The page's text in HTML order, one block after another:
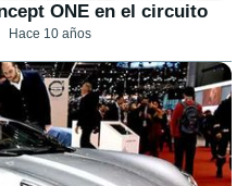
ONE en el circuito
Hace 10 años